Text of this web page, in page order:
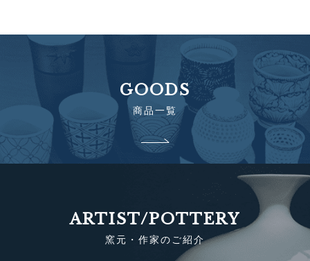
GOODS
商品一覧
ARTIST/POTTERY
窯元・作家のご紹介